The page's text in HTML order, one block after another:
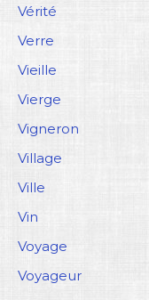
Vérité
Verre
Vieille
Vierge
Vigneron
Village
Ville
Vin
Voyage
Voyageur